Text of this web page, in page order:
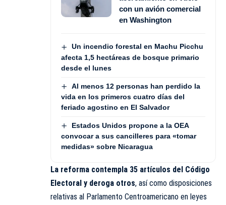
con un avión comercial
en Washington
Un incendio forestal en Machu Picchu
afecta 1,5 hectáreas de bosque primario
desde el lunes
Al menos 12 personas han perdido la
vida en los primeros cuatro días del
feriado agostino en El Salvador
Estados Unidos propone a la OEA
convocar a sus cancilleres para «tomar
medidas» sobre Nicaragua
La reforma contempla 35 artículos del Código
Electoral y deroga otros, así como disposiciones
relativas al Parlamento Centroamericano en leyes